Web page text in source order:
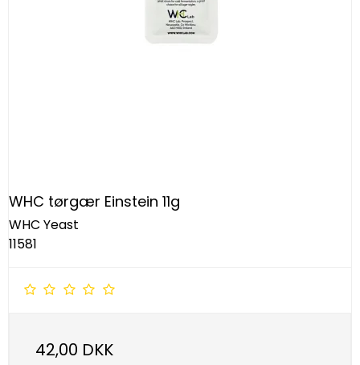
WHC tørgær Einstein 11g
WHC Yeast
11581
42,00 DKK